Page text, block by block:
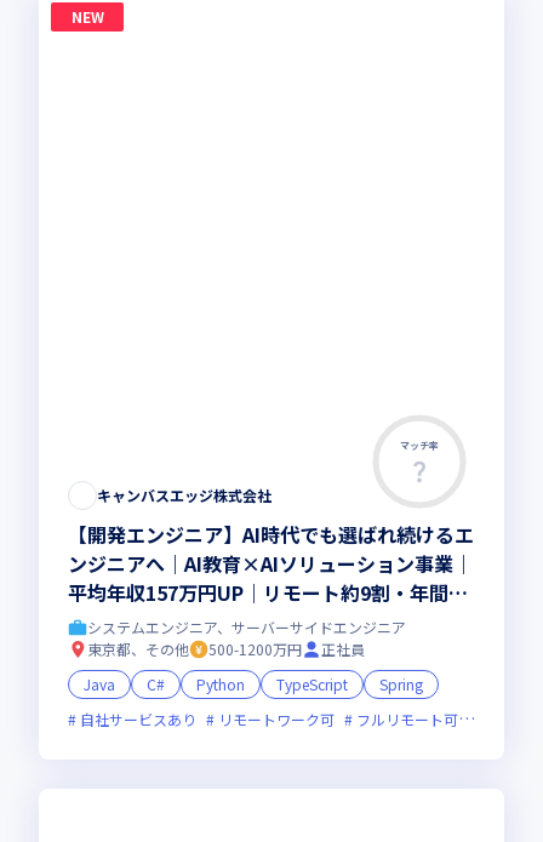
NEW
マッチ率
キャンバスエッジ株式会社
【開発エンジニア】AI時代でも選ばれ続けるエ
ンジニアへ｜AI教育×AIソリューション事業｜
平均年収157万円UP｜リモート約9割・年間休
日取得実績142日以上
システムエンジニア、サーバーサイドエンジニア
東京都、その他
500-1200万円
正社員
Java
C# Python TypeScript
Spring
自社サービスあり
リモートワーク可 フルリモート可